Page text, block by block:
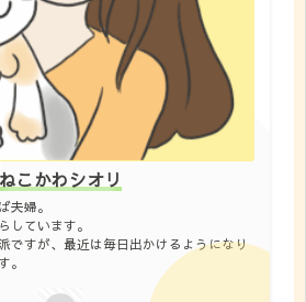
ねこかわシオリ
夫婦。
しています。
ですが、最近は毎日出かけるようになり
。